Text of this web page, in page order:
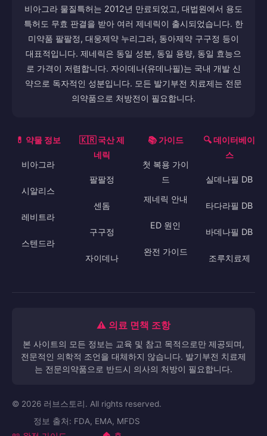
💊 러브스토리
발기부전 치료제 전문 정보 가이드
🇰🇷 국산 제네릭 의약품
비아그라 물질특허는 2012년 만료되었고, 대법원에서 용도
특허도 무효 판결을 받아 여러 제네릭이 출시되었습니다. 한
미약품 팔팔정, 대웅제약 누리그라, 동아제약 구구정 등이
대표적입니다. 제네릭은 동일 성분, 동일 용량, 동일 효능으
로 가격이 저렴합니다. 자이데나(유데나필)는 국내 개발 신
약으로 독자적인 성분입니다. 모든 발기부전 치료제는 전문
의약품으로 처방전이 필요합니다.
시알리스
스텐드라
팔팔정
센돔
자이데나
첫 복용 가이
드
제네릭 안내
실데나필 DB
타다라필 DB